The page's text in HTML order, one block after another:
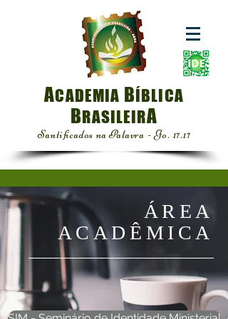
ACADEMIA BÍBLICA
BRASILEIRA
Santificados na Palavra - Jo. 17.17
ÁREA
ACADÊMICA